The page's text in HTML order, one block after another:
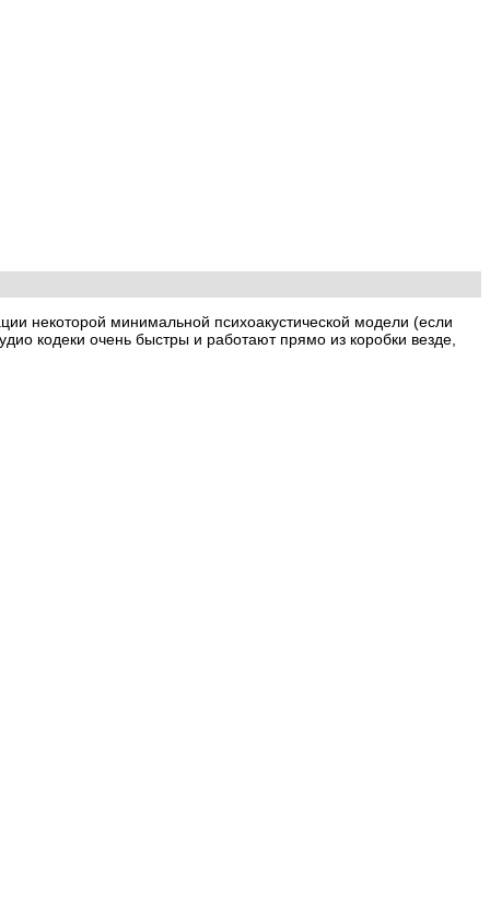
некоторой минимальной психоакустической модели (если
кодеки очень быстры и работают прямо из коробки везде,